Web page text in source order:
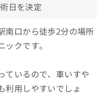
日を決定
南口から徒歩2分の場所
クです。
ているので、車いすや
利用しやすいでしょ